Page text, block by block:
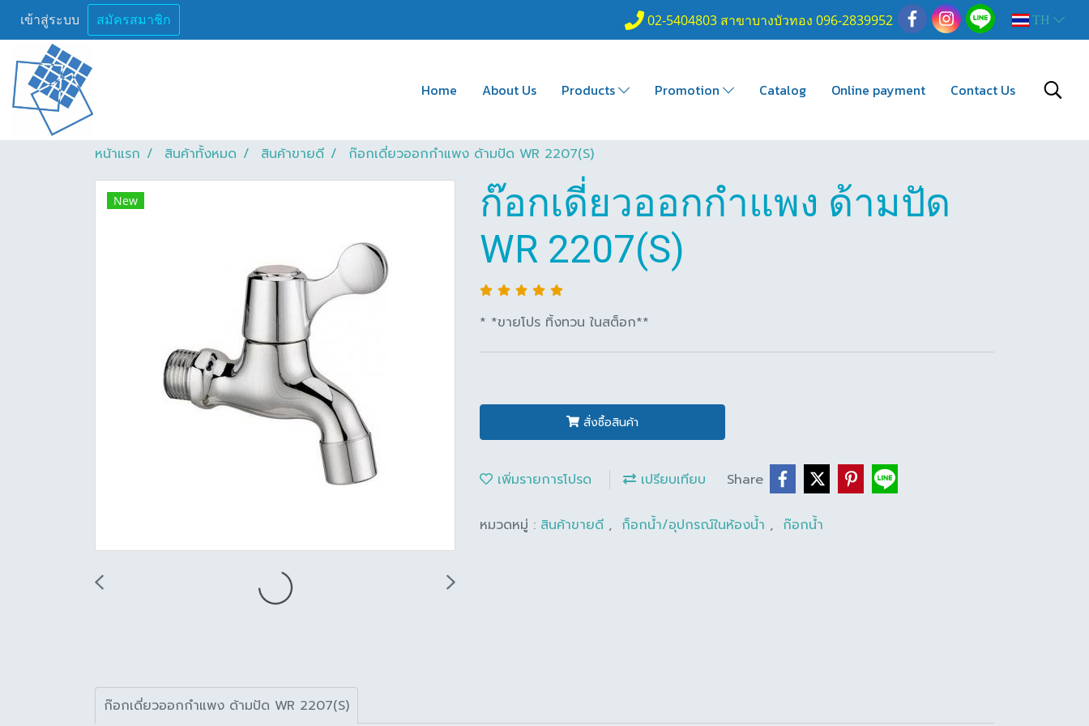
เข้าสู่ระบบ สมัครสมาชิก 02-5404803 สาขาบางบัวทอง 096-2839952 TH
Home About Us Products Promotion Catalog Online payment Contact Us
หน้าแรก สินค้าทั้งหมด สินค้าขายดี ก๊อกเดี่ยวออกกำแพง ด้ามปัด WR 2207(S)
New
ก๊อกเดี่ยวออกกำแพง ด้ามปัด
WR 2207(S)
* *ขายโปร ทิ้งทวน ในสต็อก**
สั่งซื้อสินค้า
เพิ่มรายการโปรด เปรียบเทียบ Share
หมวดหมู่ : สินค้าขายดี , ก็อกน้ำ/อุปกรณ์ในห้องน้ำ , ก๊อกน้ำ
ก๊อกเดี่ยวออกกำแพง ด้ามปัด WR 2207(S)